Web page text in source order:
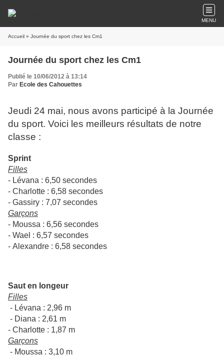
MENU
Accueil » Journée du sport chez les Cm1
Journée du sport chez les Cm1
Publié le 10/06/2012 à 13:14
Par Ecole des Cahouettes
Jeudi 24 mai, nous avons participé à la Journée
du sport. Voici les meilleurs résultats de notre
classe :
Sprint
Filles
- Lévana : 6,50 secondes
- Charlotte : 6,58 secondes
- Gassiry : 7,07 secondes
Garçons
- Moussa : 6,56 secondes
- Wael : 6,57 secondes
- Alexandre : 6,58 secondes
Saut en longeur
Filles
- Lévana : 2,96 m
- Diana : 2,61 m
- Charlotte : 1,87 m
Garçons
- Moussa : 3,10 m